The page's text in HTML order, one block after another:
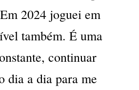
2024 joguei em
também. É uma
continuar
dia a dia para me